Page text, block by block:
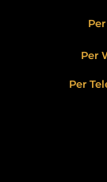
Per
Per